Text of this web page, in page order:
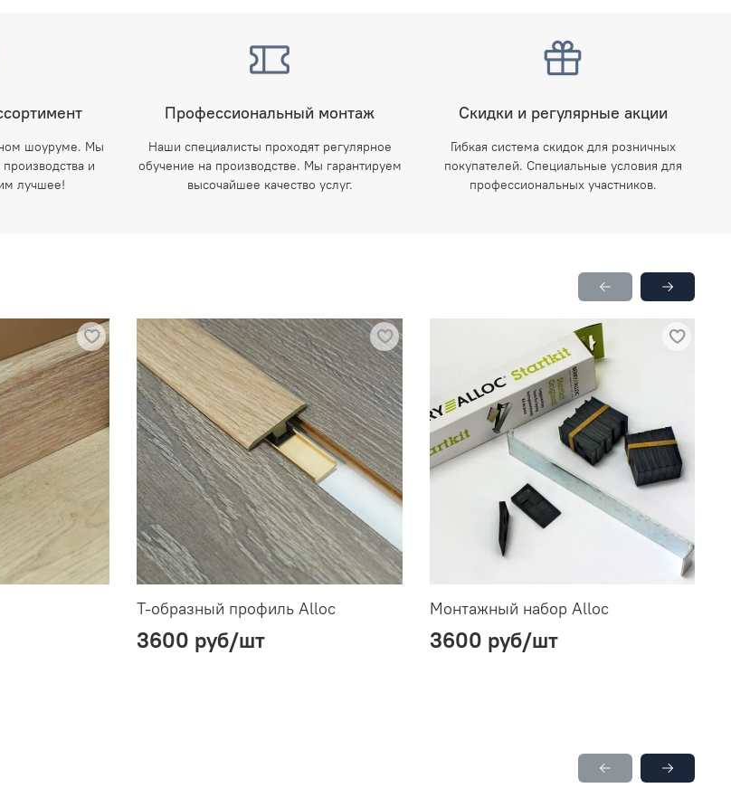
шоуруме. Мы
и
лучшее!
Профессиональный монтаж
Наши специалисты проходят регулярное
обучение на производстве. Мы гарантируем
высочайшее качество услуг.
Скидки и регулярные акции
Гибкая система скидок для розничных
покупателей. Специальные условия для
профессиональных участников.
Т-образный профиль Alloc
3600 руб/шт
Монтажный набор Alloc
3600 руб/шт